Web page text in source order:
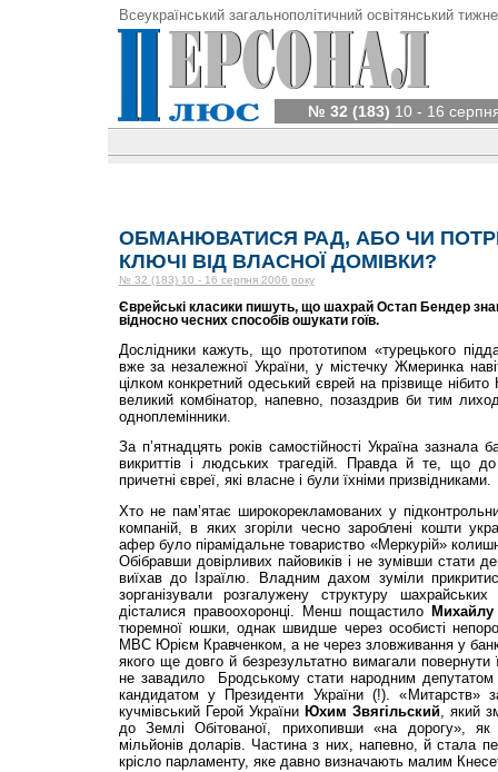
Всеукраїнський загальнополітичний освітянський
№ 32 (183) 10 - 16
ОБМАНЮВАТИСЯ РАД, АБО ЧИ
КЛЮЧІ ВІД ВЛАСНОЇ ДОМІВКИ?
№ 32 (183) 10 - 16 серпня 2006 року
Єврейські класики пишуть, що шахрай Остап Бендер
відносно чесних способів ошукати гоїв.
Дослідники кажуть, що прототипом «турецького
вже за незалежної України, у містечку Жмеринка
цілком конкретний одеський єврей на прізвище
великий комбінатор, напевно, позаздрив би тим
одноплемінники.
За п’ятнадцять років самостійності Україна зазнала
викриттів і людських трагедій. Правда й те, що
причетні євреї, які власне і були їхніми призвідниками.
Хто не пам’ятає широкорекламованих у
компаній, в яких згоріли чесно зароблені кошти
афер було пірамідальне товариство «Меркурій»
Обібравши довірливих пайовиків і не зумівши стати
виїхав до Ізраїлю. Владним дахом зуміли
зорганізували розгалужену структуру
дісталися правоохоронці. Менш пощастило
тюремної юшки, однак швидше через особисті
МВС Юрієм Кравченком, а не через зловживання у
якого ще довго й безрезультатно вимагали повернути
не завадило Бродському стати народним депутатом
кандидатом у Президенти України (!). «Митарств»
кучмівський Герой України Юхим Звягільский, який
до Землі Обітованої, прихопивши «на дорогу», як
мільйонів доларів. Частина з них, напевно, й стала
крісло парламенту, яке давно визначають малим